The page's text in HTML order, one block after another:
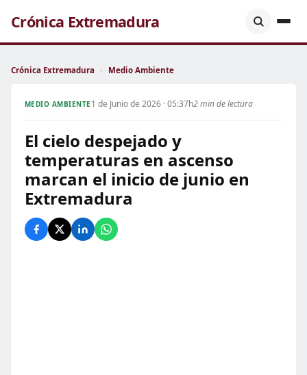
Crónica Extremadura
Crónica Extremadura › Medio Ambiente
MEDIO AMBIENTE 1 de Junio de 2026 · 05:37h2 min de lectura
El cielo despejado y
temperaturas en ascenso
marcan el inicio de junio en
Extremadura